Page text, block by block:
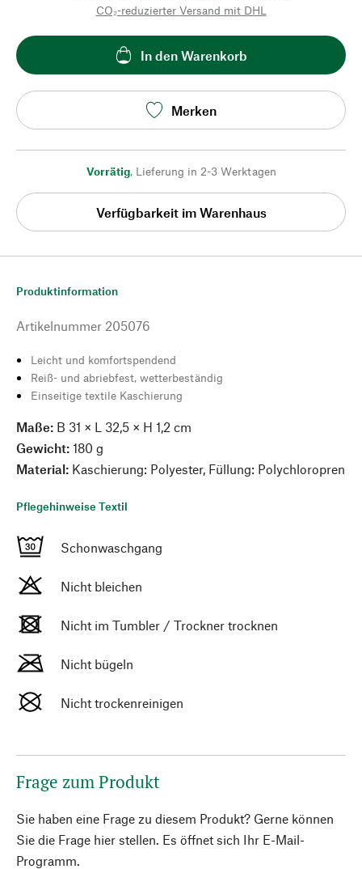
CO₂-reduzierter Versand mit DHL
In den Warenkorb
Merken
Vorrätig, Lieferung in 2-3 Werktagen
Verfügbarkeit im Warenhaus
Produktinformation
Artikelnummer 205076
Leicht und komfortspendend
Reiß- und abriebfest, wetterbeständig
Einseitige textile Kaschierung
Maße: B 31 × L 32,5 × H 1,2 cm
Gewicht: 180 g
Material: Kaschierung: Polyester, Füllung: Polychloropren
Pflegehinweise Textil
Schonwaschgang
Nicht bleichen
Nicht im Tumbler / Trockner trocknen
Nicht bügeln
Nicht trockenreinigen
Frage zum Produkt
Sie haben eine Frage zu diesem Produkt? Gerne können
Sie die Frage hier stellen. Es öffnet sich Ihr E-Mail-
Programm.